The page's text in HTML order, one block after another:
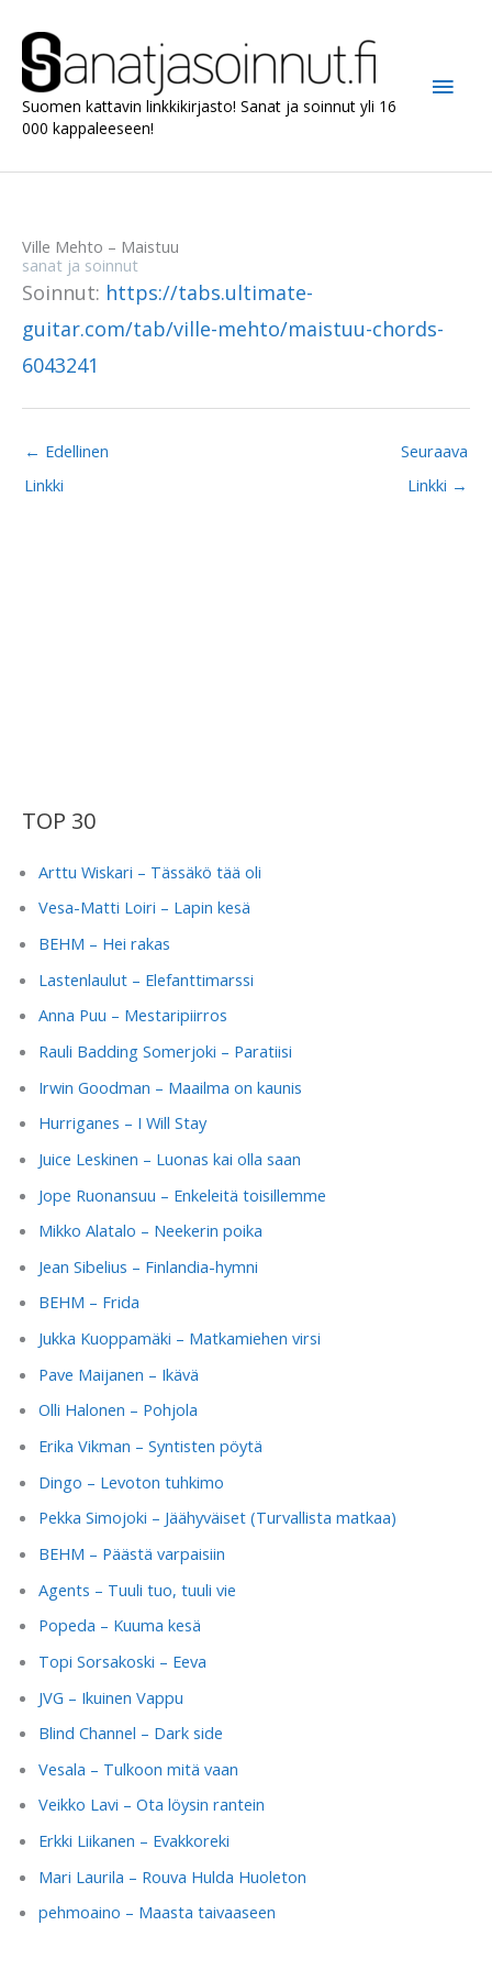
sisältöön
Suomen kattavin linkkikirjasto! Sanat ja soinnut yli 16
000 kappaleeseen!
Ville Mehto – Maistuu
sanat ja soinnut
Soinnut: https://tabs.ultimate-
guitar.com/tab/ville-mehto/maistuu-chords-
6043241
← Edellinen
Linkki
Seuraava
Linkki →
TOP 30
Arttu Wiskari – Tässäkö tää oli
Vesa-Matti Loiri – Lapin kesä
BEHM – Hei rakas
Lastenlaulut – Elefanttimarssi
Anna Puu – Mestaripiirros
Rauli Badding Somerjoki – Paratiisi
Irwin Goodman – Maailma on kaunis
Hurriganes – I Will Stay
Juice Leskinen – Luonas kai olla saan
Jope Ruonansuu – Enkeleitä toisillemme
Mikko Alatalo – Neekerin poika
Jean Sibelius – Finlandia-hymni
BEHM – Frida
Jukka Kuoppamäki – Matkamiehen virsi
Pave Maijanen – Ikävä
Olli Halonen – Pohjola
Erika Vikman – Syntisten pöytä
Dingo – Levoton tuhkimo
Pekka Simojoki – Jäähyväiset (Turvallista matkaa)
BEHM – Päästä varpaisiin
Agents – Tuuli tuo, tuuli vie
Popeda – Kuuma kesä
Topi Sorsakoski – Eeva
JVG – Ikuinen Vappu
Blind Channel – Dark side
Vesala – Tulkoon mitä vaan
Veikko Lavi – Ota löysin rantein
Erkki Liikanen – Evakkoreki
Mari Laurila – Rouva Hulda Huoleton
pehmoaino – Maasta taivaaseen